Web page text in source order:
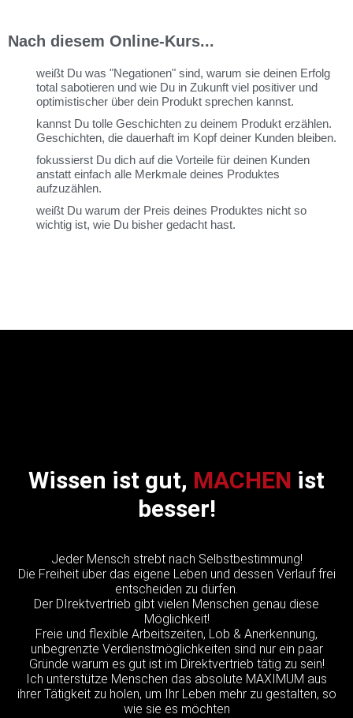
Nach diesem Online-Kurs...
weißt Du was "Negationen" sind, warum sie deinen Erfolg
total sabotieren und wie Du in Zukunft viel positiver und
optimistischer über dein Produkt sprechen kannst.
kannst Du tolle Geschichten zu deinem Produkt erzählen.
Geschichten, die dauerhaft im Kopf deiner Kunden bleiben.
fokussierst Du dich auf die Vorteile für deinen Kunden
anstatt einfach alle Merkmale deines Produktes
aufzuzählen.
weißt Du warum der Preis deines Produktes nicht so
wichtig ist, wie Du bisher gedacht hast.
Wissen ist gut, MACHEN ist
besser!
Jeder Mensch strebt nach Selbstbestimmung!
Die Freiheit über das eigene Leben und dessen Verlauf frei
entscheiden zu dürfen.
Der DIrektvertrieb gibt vielen Menschen genau diese
Möglichkeit!
Freie und flexible Arbeitszeiten, Lob & Anerkennung,
unbegrenzte Verdienstmöglichkeiten sind nur ein paar
Gründe warum es gut ist im Direktvertrieb tätig zu sein!
Ich unterstütze Menschen das absolute MAXIMUM aus
ihrer Tätigkeit zu holen, um Ihr Leben mehr zu gestalten, so
wie sie es möchten